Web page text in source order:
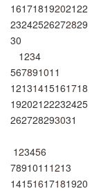
16171819202122
23242526272829
30
1234
567891011
12131415161718
19202122232425
262728293031
123456
7891011 1213
14151617181920